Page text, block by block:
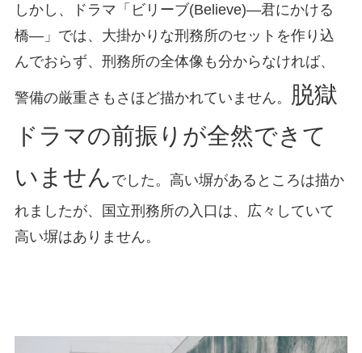
しかし、ドラマ「ビリーブ(Believe)―君にかける
橋―」では、大掛かりな刑務所のセットを作り込
んでおらず、刑務所の全体像も分からなければ、
警備の厳重さもさほど描かれていません。
脱獄
ドラマの前振りが全然できて
いません でした。高い塀があるところは描か
れましたが、国立刑務所の入口は、広々していて
高い塀はありません。